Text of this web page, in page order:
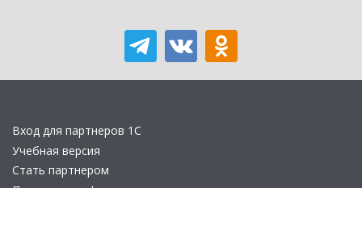
Вход для партнеров 1С
Учебная версия
Стать партнером
Политика конфиденциальности